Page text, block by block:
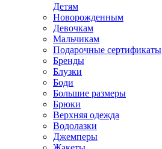
Детям
Новорожденным
Девочкам
Мальчикам
Подарочные сертификаты
Бренды
Блузки
Боди
Большие размеры
Брюки
Верхняя одежда
Водолазки
Джемперы